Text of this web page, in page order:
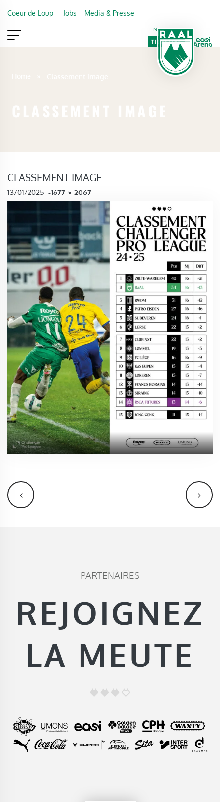
Coeur de Loup Jobs Media & Presse
Newsletter
TICKETING
VIP
FAN SHOP
CLASSEMENT IMAGE
13/01/2025 -FULL SIZE
1677 × 2067
PARTENAIRES
REJOIGNEZ
LA MEUTE